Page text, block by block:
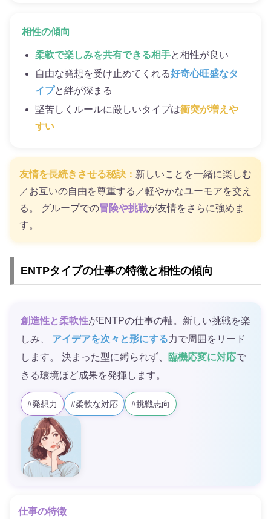
相性の傾向
柔軟で楽しみを共有できる相手と相性が良い
自由な発想を受け止めてくれる好奇心旺盛なタ
イプと絆が深まる
堅苦しくルールに厳しいタイプは衝突が増えや
すい
友情を長続きさせる秘訣： 新しいことを一緒に楽しむ
／お互いの自由を尊重する／軽やかなユーモアを交え
る。 グループでの冒険や挑戦が友情をさらに強めま
す。
ENTPタイプの仕事の特徴と相性の傾向
創造性と柔軟性がENTPの仕事の軸。新しい挑戦を楽
しみ、 アイデアを次々と形にする力で周囲をリード
します。 決まった型に縛られず、
臨機応変に対応で
きる環境ほど成果を発揮します。
#発想力 #柔軟な対応 #挑戦志向
仕事の特徴